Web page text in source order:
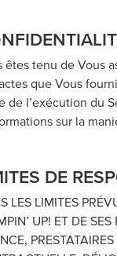
êtes tenu de Vous
que Vous
de l’exécution du
sur la
DE
LES LIMITES
UP! ET DE